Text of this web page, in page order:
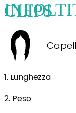
INFOLTITORE DONNA 3 CLIPS
1. Lunghezza
2. Peso